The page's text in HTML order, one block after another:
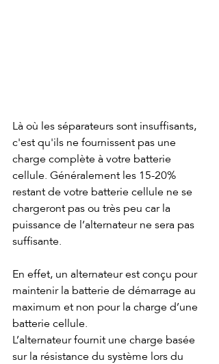
Là où les séparateurs sont insuffisants,
c'est qu'ils ne fournissent pas une
charge complète à votre batterie
cellule. Généralement les 15-20%
restant de votre batterie cellule ne se
chargeront pas ou très peu car la
puissance de l’alternateur ne sera pas
suffisante.
En effet, un alternateur est conçu pour
maintenir la batterie de démarrage au
maximum et non pour la charge d’une
batterie cellule.
L’alternateur fournit une charge basée
sur la résistance du système lors du